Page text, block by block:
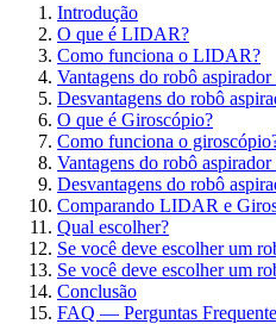
Introdução
O que é LIDAR?
Como funciona o LIDAR?
Vantagens do robô
Desvantagens do robô
O que é Giroscópio?
Como funciona o
Vantagens do robô
Desvantagens do robô
Comparando LIDAR e
Qual escolher?
Se você deve escolher um
Se você deve escolher um
Conclusão
FAQ — Perguntas